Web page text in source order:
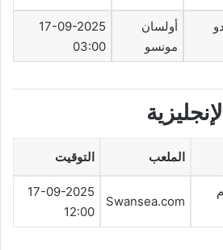
أولسان
مونسو
17-09-2025
03:00
الملعب التوقيت
Swansea.com
17-09-2025
12:00